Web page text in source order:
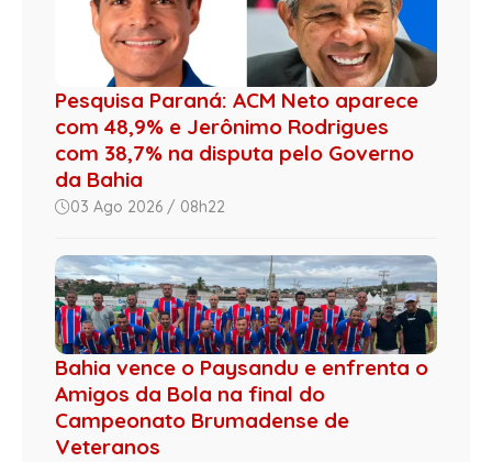
Pesquisa Paraná: ACM Neto aparece
com 48,9% e Jerônimo Rodrigues
com 38,7% na disputa pelo Governo
da Bahia
03 Ago 2026 / 08h22
Bahia vence o Paysandu e enfrenta o
Amigos da Bola na final do
Campeonato Brumadense de
Veteranos